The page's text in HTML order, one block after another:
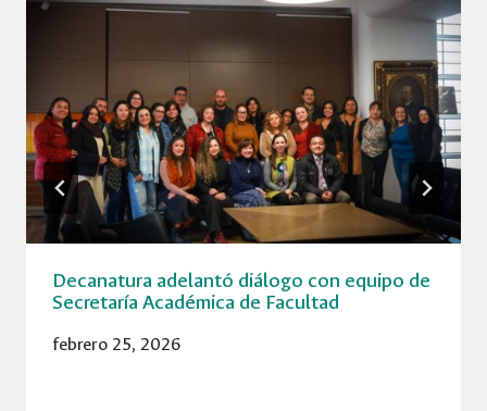
Decanatura adelantó diálogo con equipo de
Secretaría Académica de Facultad
febrero 25, 2026